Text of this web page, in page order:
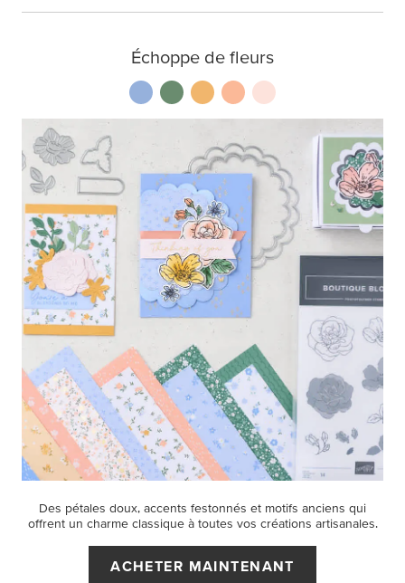
Échoppe de fleurs
Des pétales doux, accents festonnés et motifs anciens qui
offrent un charme classique à toutes vos créations artisanales.
ACHETER MAINTENANT